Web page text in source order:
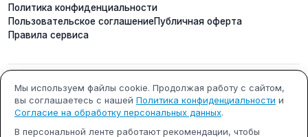
3.Мах gate- универсальный умный сервис для
авто постинга из ТГ в МАХ и наоборот
то начните с мини уроков
👉🏻 Как создать канал в Мах , подключить
комментарии, настроить папки и привлечь
первых подписчиков.Они 👉 здесь
Политика конфиденциальности
Пользовательское соглашениеПубличная оферта
Правила сервиса
ИП Кобилинский Артем
Сергеевич
ИНН 615490002327
ОГРНИП 322619600000731
Мы используем файлы cookie. Продолжая работу с сайтом,
вы соглашаетесь с нашей Политика конфиденциальности и
Согласие на обработку персональных данных.
В персональной ленте работают рекомендации, чтобы